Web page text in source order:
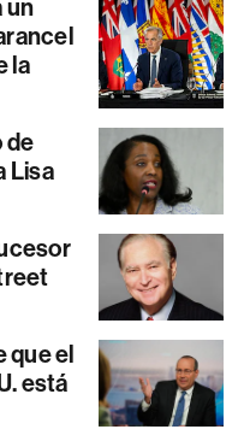
un
la
de
Lisa
que el
está